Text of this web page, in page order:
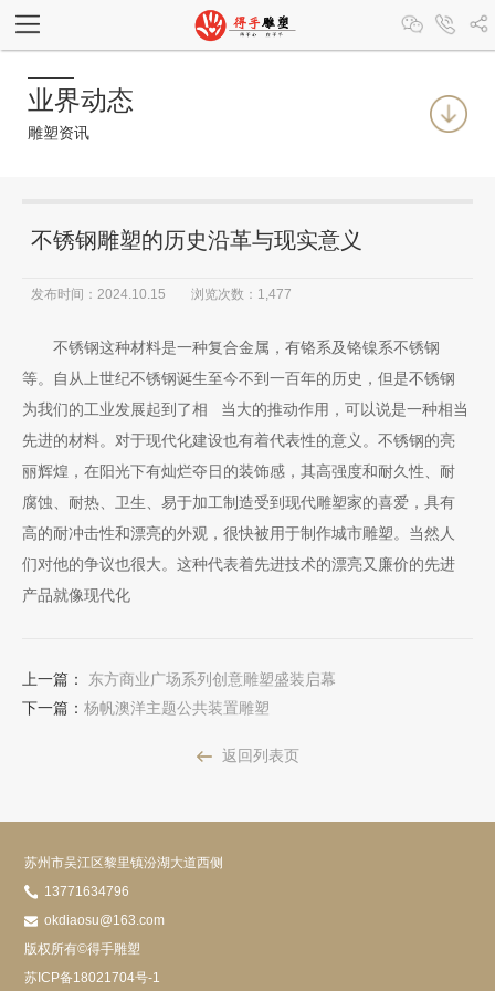
业界动态
雕塑资讯
不锈钢雕塑的历史沿革与现实意义
发布时间：2024.10.15 浏览次数： 1,477
不锈钢这种材料是一种复合金属，有铬系及铬镍系不锈钢
等。自从上世纪不锈钢诞生至今不到一百年的历史，但是不锈钢
为我们的工业发展起到了相 当大的推动作用，可以说是一种相当
先进的材料。对于现代化建设也有着代表性的意义。不锈钢的亮
丽辉煌，在阳光下有灿烂夺日的装饰感，其高强度和耐久性、耐
腐蚀、耐热、卫生、易于加工制造受到现代雕塑家的喜爱，具有
高的耐冲击性和漂亮的外观，很快被用于制作城市雕塑。当然人
们对他的争议也很大。这种代表着先进技术的漂亮又廉价的先进
产品就像现代化
上一篇：
东方商业广场系列创意雕塑盛装启幕
下一篇： 杨帆澳洋主题公共装置雕塑
返回列表页
苏州市吴江区黎里镇汾湖大道西侧
13771634796
okdiaosu@163.com
版权所有©得手雕塑
苏ICP备18021704号-1